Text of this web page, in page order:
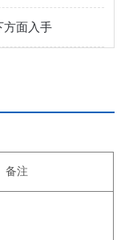
方面入手
备注